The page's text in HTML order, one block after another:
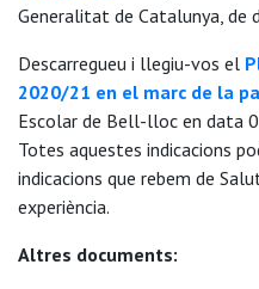
Generalitat de Catalunya,
Descarregueu i llegiu-vos el
2020/21 en el marc de la
Escolar de Bell-lloc en data
Totes aquestes indicacions
indicacions que rebem de
experiència.
Altres documents: